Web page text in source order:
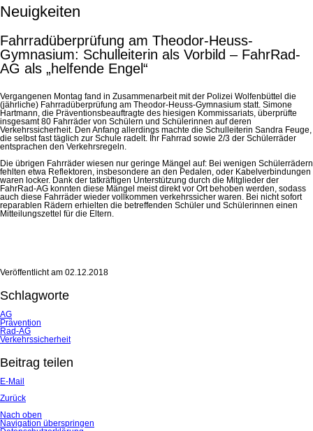
Neuigkeiten
Fahrradüberprüfung am Theodor-Heuss-
Gymnasium: Schulleiterin als Vorbild – FahrRad-
AG als „helfende Engel“
Vergangenen Montag fand in Zusammenarbeit mit der Polizei Wolfenbüttel die
(jährliche) Fahrradüberprüfung am Theodor-Heuss-Gymnasium statt. Simone
Hartmann, die Präventionsbeauftragte des hiesigen Kommissariats, überprüfte
insgesamt 80 Fahrräder von Schülern und Schülerinnen auf deren
Verkehrssicherheit. Den Anfang allerdings machte die Schulleiterin Sandra Feuge,
die selbst fast täglich zur Schule radelt. Ihr Fahrrad sowie 2/3 der Schülerräder
entsprachen den Verkehrsregeln.
Die übrigen Fahrräder wiesen nur geringe Mängel auf: Bei wenigen Schülerrädern
fehlten etwa Reflektoren, insbesondere an den Pedalen, oder Kabelverbindungen
waren locker. Dank der tatkräftigen Unterstützung durch die Mitglieder der
FahrRad-AG konnten diese Mängel meist direkt vor Ort behoben werden, sodass
auch diese Fahrräder wieder vollkommen verkehrssicher waren. Bei nicht sofort
reparablen Rädern erhielten die betreffenden Schüler und Schülerinnen einen
Mitteilungszettel für die Eltern.
Veröffentlicht am 02.12.2018
Schlagworte
AG
Prävention
Rad-AG
Verkehrssicherheit
Beitrag teilen
E-Mail
Zurück
Nach oben
Navigation überspringen